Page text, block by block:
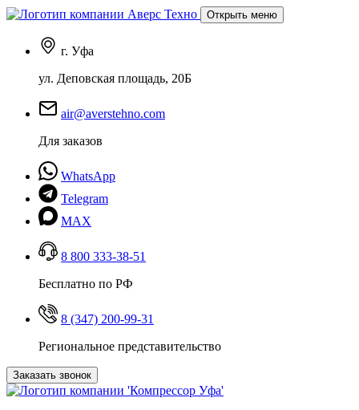
Открыть меню
г. Уфа
ул. Деповская площадь, 20Б
air@averstehno.com
Для заказов
WhatsApp
Telegram
MAX
8 800 333-38-51
Бесплатно по РФ
8 (347) 200-99-31
Региональное представительство
Заказать звонок